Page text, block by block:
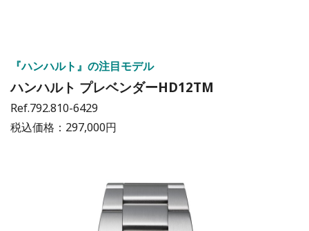
『ハンハルト』の注目モデル
ハンハルト プレベンダーHD12TM
Ref.792.810-6429
税込価格：297,000円